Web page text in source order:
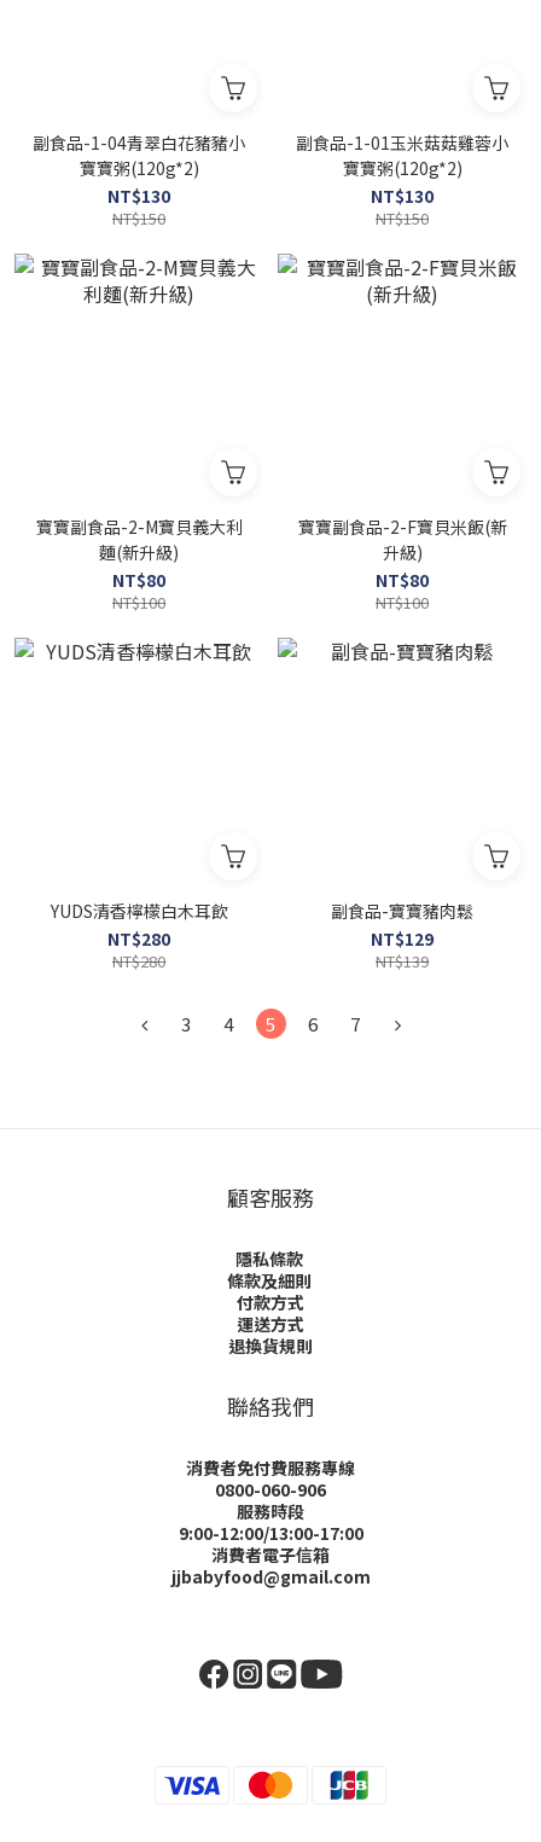
副食品-1-04青翠白花豬豬小
寶寶粥(120g*2)
NT$130
NT$150
副食品-1-01玉米菇菇雞蓉小
寶寶粥(120g*2)
NT$130
NT$150
寶寶副食品-2-M寶貝義大利
麵(新升級)
NT$80
NT$100
寶寶副食品-2-F寶貝米飯(新
升級)
NT$80
NT$100
YUDS清香檸檬白木耳飲
NT$280
NT$280
副食品-寶寶豬肉鬆
NT$129
NT$139
3 4 5 6 7
顧客服務
隱私條款
條款及細則
付款方式
運送方式
退換貨規則
聯絡我們
消費者免付費服務專線
0800-060-906
服務時段
9:00-12:00/13:00-17:00
消費者電子信箱
jjbabyfood@gmail.com